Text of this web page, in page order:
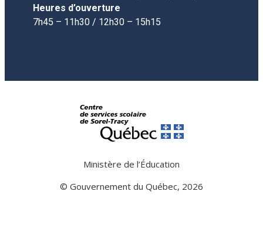
PV 9 avril 2025
Heures d’ouverture
7h45 – 11h30 / 12h30 – 15h15
Ministère de l’Éducation
© Gouvernement du Québec, 2026